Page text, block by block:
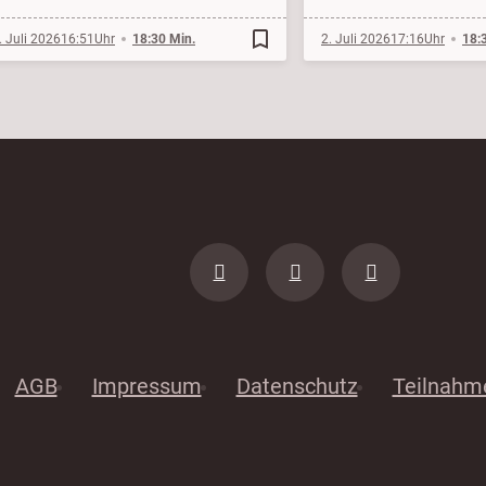
Juli 202616:51 18:30 Min. bookmark_border 2. Juli 202617:16
AGB Impressum Datenschutz